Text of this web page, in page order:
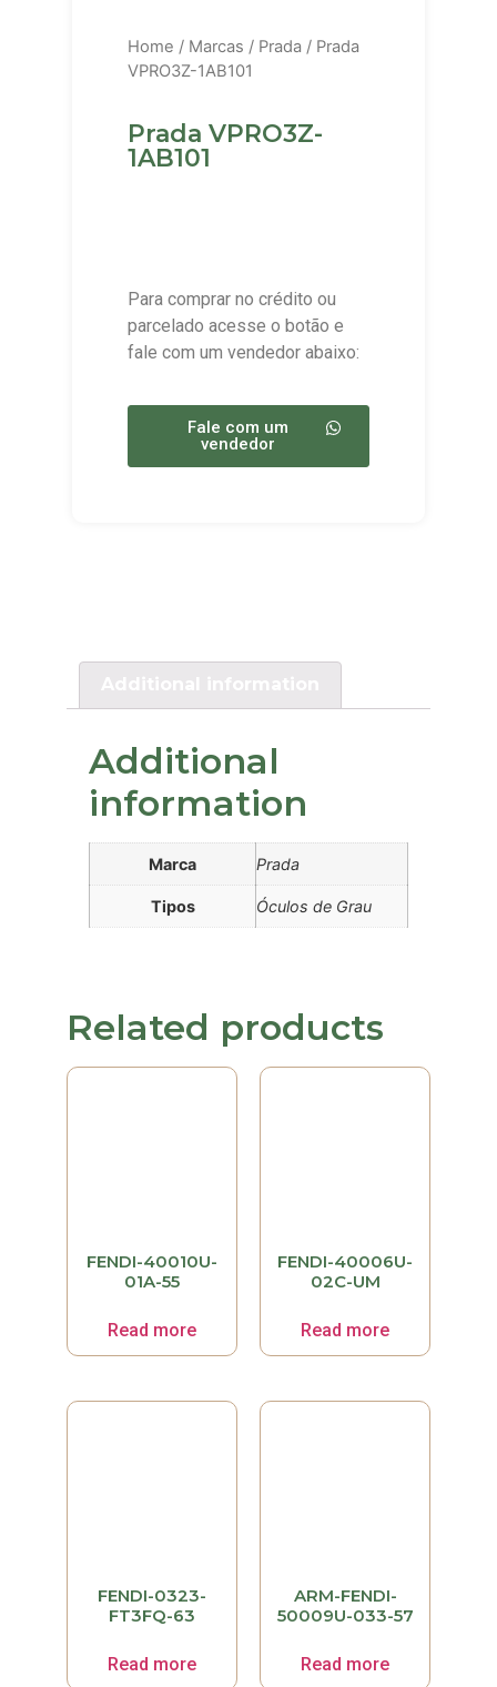
Home / Marcas / Prada / Prada
VPRO3Z-1AB101
Prada VPRO3Z-
1AB101
Para comprar no crédito ou
parcelado acesse o botão e
fale com um vendedor abaixo:
Fale com um
vendedor
Additional
information
Marca Prada
Tipos Óculos de Grau
Related products
FENDI-40010U-
01A-55
Read more
FENDI-40006U-
02C-UM
Read more
FENDI-0323-
FT3FQ-63
Read more
ARM-FENDI-
50009U-033-57
Read more